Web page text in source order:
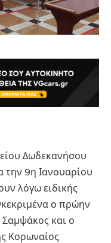
Δωδεκανήσου
την 9η Ιανουαρίου
λόγω ειδικής
ο πρώην
Σαμψάκος και ο
Κορωναίος.